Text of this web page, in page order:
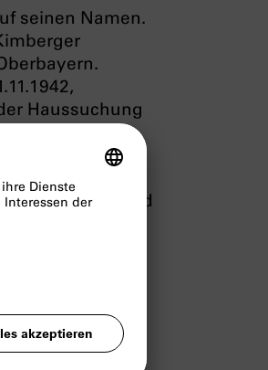
seinen Namen.
Haussuchung
hatte.
wegen
und aufgrund
Zuchthaus
dann aber
zum Tode
Vorstrafen
in unserem